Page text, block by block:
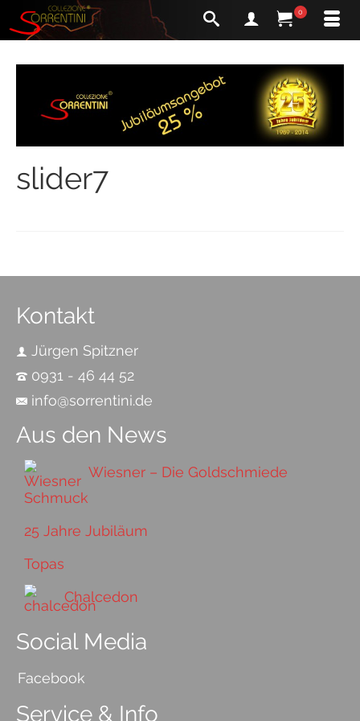
0
slider7
Kontakt
Jürgen Spitzner
0931 - 46 44 52
info@sorrentini.de
Aus den News
Wiesner – Die Goldschmiede
25 Jahre Jubiläum
Topas
Chalcedon
Social Media
Facebook
Service & Info